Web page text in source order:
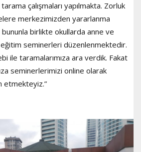
tarama çalışmaları yapılmakta. Zorluk
merkezimizden yararlanma
bununla birlikte okullarda anne ve
eğitim seminerleri düzenlenmektedir.
ile taramalarımıza ara verdik. Fakat
seminerlerimizi online olarak
etmekteyiz.”